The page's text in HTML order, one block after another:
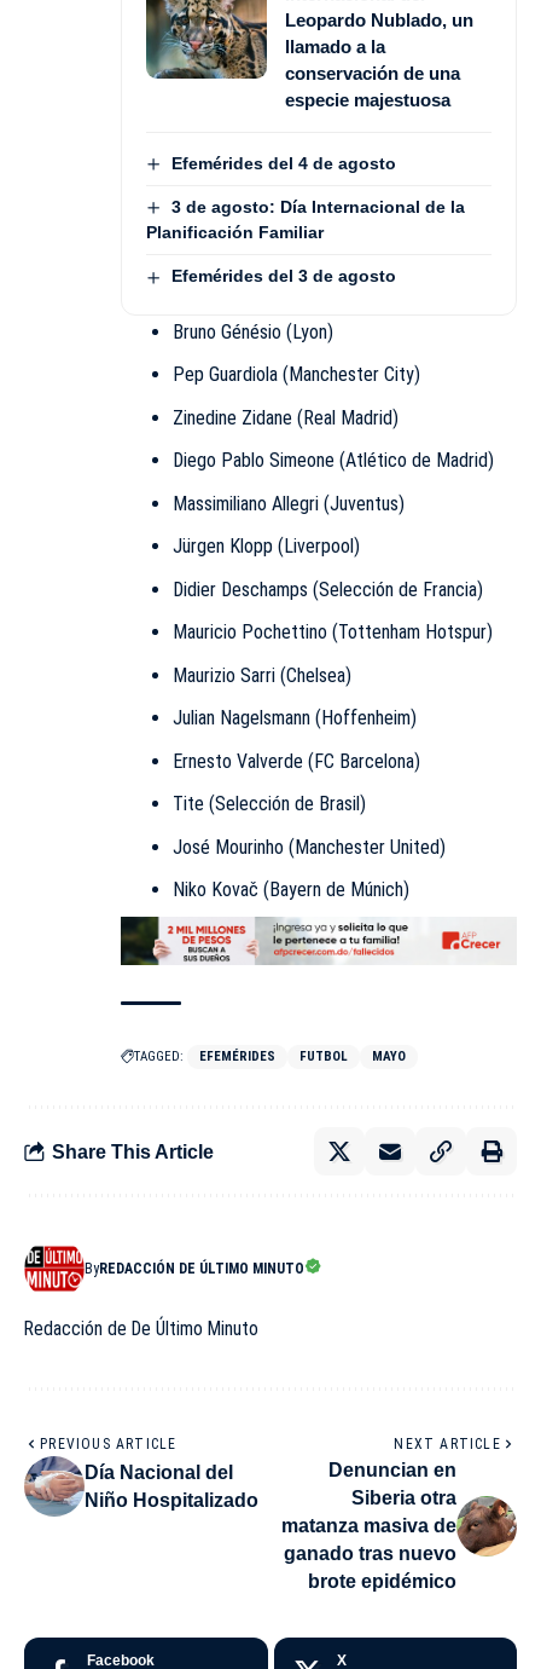
Leopardo Nublado, un
llamado a la
conservación de una
especie majestuosa
Efemérides del 4 de agosto
3 de agosto: Día Internacional de la
Planificación Familiar
Efemérides del 3 de agosto
Bruno Génésio (Lyon)
Pep Guardiola (Manchester City)
Zinedine Zidane (Real Madrid)
Diego Pablo Simeone (Atlético de Madrid)
Massimiliano Allegri (Juventus)
Jürgen Klopp (Liverpool)
Didier Deschamps (Selección de Francia)
Mauricio Pochettino (Tottenham Hotspur)
Maurizio Sarri (Chelsea)
Julian Nagelsmann (Hoffenheim)
Ernesto Valverde (FC Barcelona)
Tite (Selección de Brasil)
José Mourinho (Manchester United)
Niko Kovač (Bayern de Múnich)
TAGGED: EFEMÉRIDES FUTBOL MAYO
Share This Article
ByREDACCIÓN DE ÚLTIMO MINUTO
Redacción de De Último Minuto
PREVIOUS ARTICLE
Día Nacional del
Niño Hospitalizado
NEXT ARTICLE
Denuncian en
Siberia otra
matanza masiva de
ganado tras nuevo
brote epidémico
Facebook X